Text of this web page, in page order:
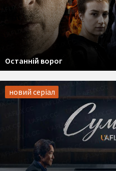
Останній ворог
новий серіал